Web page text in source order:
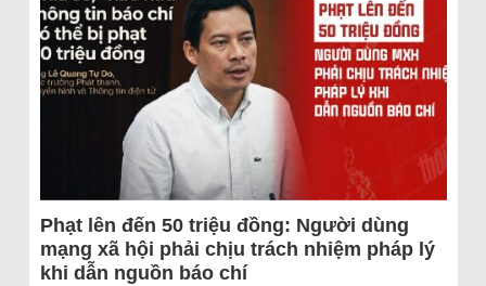
Phạt lên đến 50 triệu đồng: Người dùng
mạng xã hội phải chịu trách nhiệm pháp lý
khi dẫn nguồn báo chí